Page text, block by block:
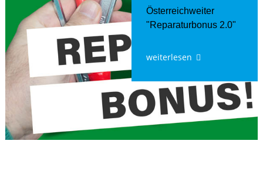
Österreichweiter
"Reparaturbonus 2.0"
weiterlesen